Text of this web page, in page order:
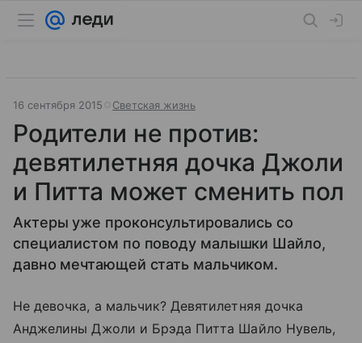
16 сентября 2015 Светская жизнь
Родители не против:
девятилетняя дочка Джоли
и Питта может сменить пол
Актеры уже проконсультировались со
специалистом по поводу малышки Шайло,
давно мечтающей стать мальчиком.
Не девочка, а мальчик? Девятилетняя дочка
Анджелины Джоли и Брэда Питта Шайло Нувель,